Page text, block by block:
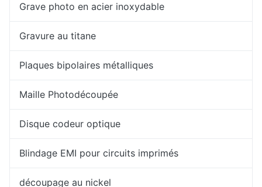
Grave photo en acier inoxydable
Gravure au titane
Plaques bipolaires métalliques
Maille Photodécoupée
Disque codeur optique
Blindage EMI pour circuits imprimés
découpage au nickel